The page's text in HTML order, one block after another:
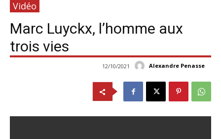
Vidéo
Marc Luyckx, l’homme aux
trois vies
Alexandre Penasse
12/10/2021